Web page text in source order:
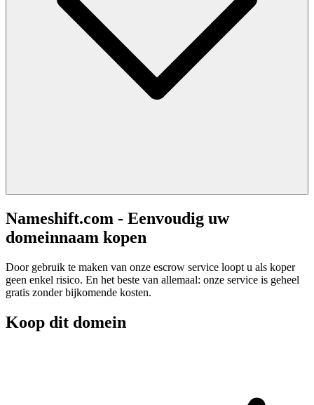
Nameshift.com - Eenvoudig uw
domeinnaam kopen
Door gebruik te maken van onze escrow service loopt u als koper
geen enkel risico. En het beste van allemaal: onze service is geheel
gratis zonder bijkomende kosten.
Koop dit domein